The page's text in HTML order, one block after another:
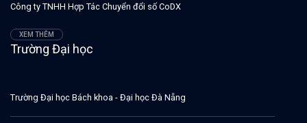
Công ty TNHH Hợp Tác Chuyển đổi số CoDX
XEM THÊM
Trường Đại học
Trường Đại học Bách khoa - Đại học Đà Nẵng